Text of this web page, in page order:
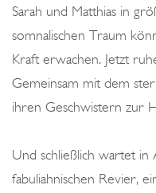
Sarah und Matthias in
somnalischen Traum
Kraft erwachen. Jetzt
Gemeinsam mit dem
ihren Geschwistern zur
Und schließlich wartet in
fabuliahnischen Revier,